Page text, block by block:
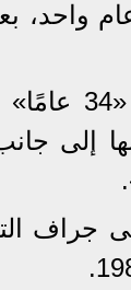
كذلك
بها
جراف